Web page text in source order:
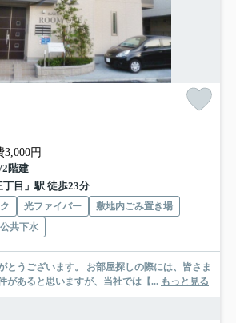
円
2階建
目」駅 徒歩23分
光ファイバー
敷地内ごみ置き場
公共下水
お部屋探しの際には、皆さま
があると思いますが、当社では【... もっと見る